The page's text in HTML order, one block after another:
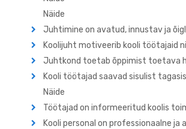
Näide
Juhtimine on avatud, innustav ja
Koolijuht motiveerib kooli töötajaid
Juhtkond toetab õppimist toetava
Kooli töötajad saavad sisulist
Näide
Töötajad on informeeritud koolis
Kooli personal on professionaalne